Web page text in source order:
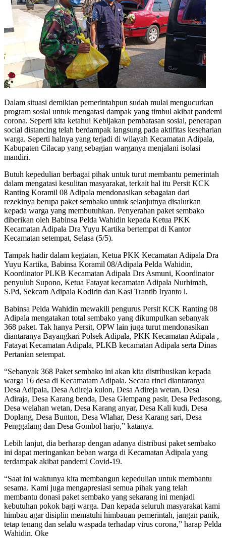
Dalam situasi demikian pemerintahpun sudah mulai mengucurkan
program sosial untuk mengatasi dampak yang timbul akibat pandemi
corona. Seperti kita ketahui Kebijakan pembatasan sosial, penerapan
social distancing telah berdampak langsung pada aktifitas keseharian
warga. Seperti halnya yang terjadi di wilayah Kecamatan Adipala,
Kabupaten Cilacap yang sebagian warganya menjalani isolasi
mandiri.
Butuh kepedulian berbagai pihak untuk turut membantu pemerintah
dalam mengatasi kesulitan masyarakat, terkait hal itu Persit KCK
Ranting Koramil 08 Adipala mendonasikan sebagaian dari
rezekinya berupa paket sembako untuk selanjutnya disalurkan
kepada warga yang membutuhkan. Penyerahan paket sembako
diberikan oleh Babinsa Pelda Wahidin kepada Ketua PKK
Kecamatan Adipala Dra Yuyu Kartika bertempat di Kantor
Kecamatan setempat, Selasa (5/5).
Tampak hadir dalam kegiatan, Ketua PKK Kecamatan Adipala Dra
Yuyu Kartika, Babinsa Koramil 08/Adipala Pelda Wahidin,
Koordinator PLKB Kecamatan Adipala Drs Asmuni, Koordinator
penyuluh Supono, Ketua Fatayat kecamatan Adipala Nurhimah,
S.Pd, Sekcam Adipala Kodirin dan Kasi Trantib Iryanto l.
Babinsa Pelda Wahidin mewakili pengurus Persit KCK Ranting 08
Adipala mengatakan total sembako yang dikumpulkan sebanyak
368 paket. Tak hanya Persit, OPW lain juga turut mendonasikan
diantaranya Bayangkari Polsek Adipala, PKK Kecamatan Adipala ,
Fatayat Kecamatan Adipala, PLKB kecamatan Adipala serta Dinas
Pertanian setempat.
“Sebanyak 368 Paket sembako ini akan kita distribusikan kepada
warga 16 desa di Kecamatam Adipala. Secara rinci diantaranya
Desa Adipala, Desa Adireja kulon, Desa Adireja wetan, Desa
Adiraja, Desa Karang benda, Desa Glempang pasir, Desa Pedasong,
Desa welahan wetan, Desa Karang anyar, Desa Kali kudi, Desa
Doplang, Desa Bunton, Desa Wlahar, Desa Karang sari, Desa
Penggalang dan Desa Gombol harjo,” katanya.
Lebih lanjut, dia berharap dengan adanya distribusi paket sembako
ini dapat meringankan beban warga di Kecamatan Adipala yang
terdampak akibat pandemi Covid-19.
“Saat ini waktunya kita membangun kepedulian untuk membantu
sesama. Kami juga mengapresiasi semua pihak yang telah
membantu donasi paket sembako yang sekarang ini menjadi
kebutuhan pokok bagi warga. Dan kepada seluruh masyarakat kami
himbau agar disiplin mematuhi himbauan pemerintah, jangan panik,
tetap tenang dan selalu waspada terhadap virus corona,” harap Pelda
Wahidin. Oke